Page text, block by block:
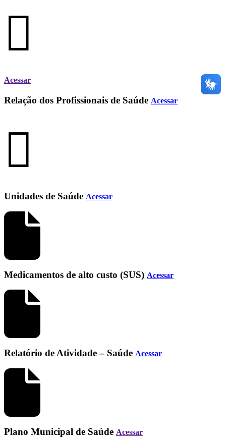
Acessar
Relação dos Profissionais de Saúde Acessar
Unidades de Saúde Acessar
Medicamentos de alto custo (SUS) Acessar
Relatório de Atividade – Saúde Acessar
Plano Municipal de Saúde Acessar